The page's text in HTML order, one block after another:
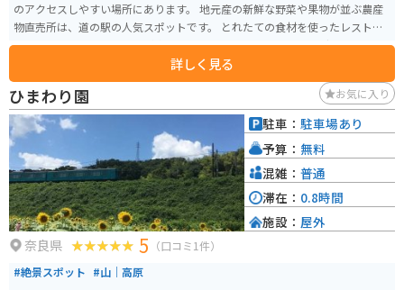
のアクセスしやすい場所にあります。 地元産の新鮮な野菜や果物が並ぶ農産
物直売所は、道の駅の人気スポットです。 とれたての食材を使ったレストラ
ンでは、地元ならではの味が楽しめます。 周辺には、ハイキングコースやキ
ャンプ場など、自然を楽しむスポットがたくさんあります。 特に、山頂付近
にある「いずみの国歴史体験館」からの眺めは絶景で、大阪湾や関西平野を
一望できます。 バイクで訪れる場合、駐車場も広く、休憩場所としても最適
です。 周辺のワインディングロードは、ツーリングにもおすすめです。 お土
産には、地元産の新鮮な野菜や果物、ワインなどが人気です。
詳しく見る
ひまわり園 お気に入り
奈良県 5 （口コミ1件）
#絶景スポット #山｜高原
駐車： 駐車場あり
予算： 無料
混雑： 普通
滞在： 0.8時間
施設： 屋外